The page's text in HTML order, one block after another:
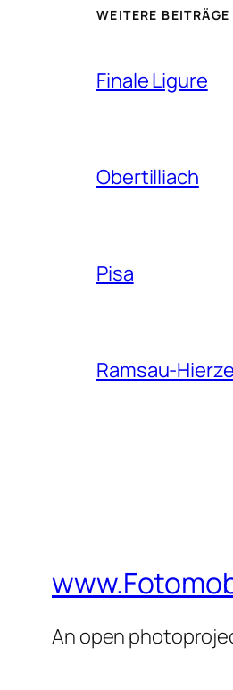
WEITERE BEITRÄGE
Finale Ligure
Obertilliach
Pisa
Ramsau-
An open